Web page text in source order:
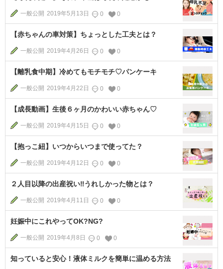
一般公開 2019年5月13日 0 0
【赤ちゃんの車対策】ちょっとした工夫とは？
一般公開 2019年4月26日 0 0
【離乳食中期】冷めてもモチモチ♡パンケーキ
一般公開 2019年4月22日 0 0
【成長動画】生後６ヶ月のかわいい赤ちゃん♡
一般公開 2019年4月15日 0 0
【抱っこ紐】いつからいつまで使ってた？
一般公開 2019年4月12日 0 0
２人目以降の出産祝い‼︎うれしかった物とは？
一般公開 2019年4月11日 0 0
妊娠中にこれやってOK?NG?
一般公開 2019年4月8日 0 0
知っていると安心！液体ミルクを簡単に温める方法